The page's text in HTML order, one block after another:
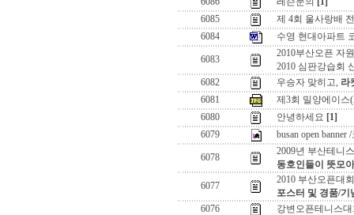
6085
제 4회 울사랑배
6084
수영 현대아파트
6083
2010부산오픈 자
2010 심판강습회
6082
우승자 맞히고, 라
6081
제3회 밀양에이스
6080
안녕하세요 [1]
6079
busan open
6078
2009년 부산테니
동호인들이 뜻모
6077
2010 부산오픈대회
포스터 및 경품/기
6076
강변오픈테니스